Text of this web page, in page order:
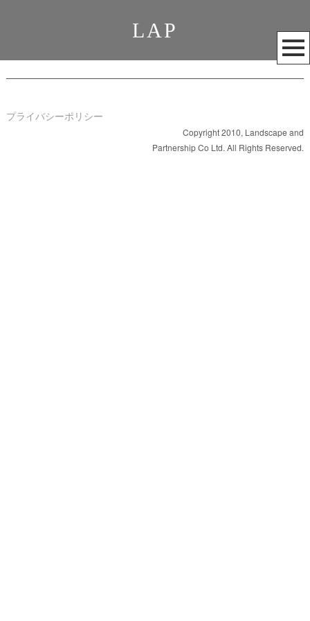
LAP
メ
ニ
ュ
開
く
プライバシーポリシー
Copyright 2010, Landscape and
Partnership Co Ltd. All Rights Reserved.